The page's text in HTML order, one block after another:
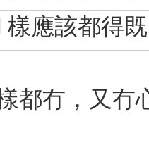
樣應該都得既
都冇，又冇